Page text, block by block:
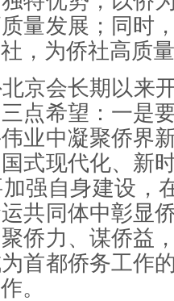
量发展；同时
，为侨社高质
京会长期以来
点希望：一是
业中凝聚侨界
式现代化、新
强自身建设，
共同体中彰显
侨力、谋侨益
首都侨务工作
。